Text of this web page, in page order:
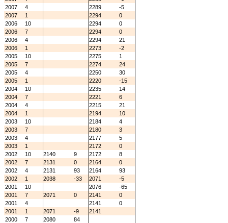
2007
4 2289
-5
2007
1 2294
0
2006
10 2294
0
2006
7 2294
0
2006
4 2294
21
2006
1 2273
-2
2005
10 2275
1
2005
7 2274
24
2005
4 2250
30
2005
1 2220
-15
2004
10 2235
14
2004
7 2221
6
2004
4 2215
21
2004
1 2194
10
2003
10 2184
4
2003
7 2180
3
2003
4 2177
5
2003
1 2172
0
2002
10 2140 9 2172
8
2002
7 2131 0 2164
0
2002
4 2131 93 2164
93
2002
1 2038 -33 2071
-5
2001
10 2076
-65
2001
7 2071 0 2141
0
2001
4 2141
0
2001
1 2071 -9
2141
2000
7 2080
84